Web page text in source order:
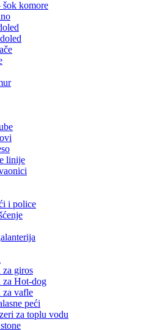
komore
linije
i police
za giros
za Hot-dog
za vafle
peći
za toplu vodu